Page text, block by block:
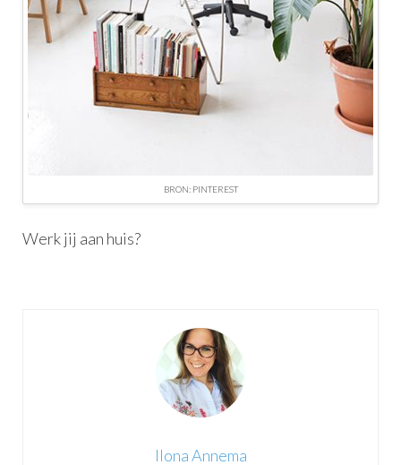
BRON: PINTEREST
Werk jij aan huis?
Ilona Annema